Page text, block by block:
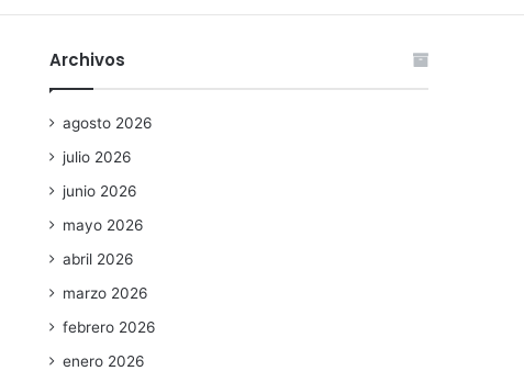
Archivos
agosto 2026
julio 2026
junio 2026
mayo 2026
abril 2026
marzo 2026
febrero 2026
enero 2026